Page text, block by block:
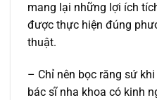
mang lại những lợi ích
được thực hiện đúng
thuật.
– Chỉ nên bọc răng sứ
bác sĩ nha khoa có kinh